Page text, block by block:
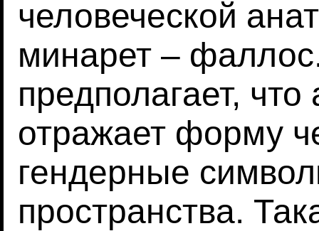
человеческой
минарет –
предполагает,
отражает форму
гендерные
пространства.